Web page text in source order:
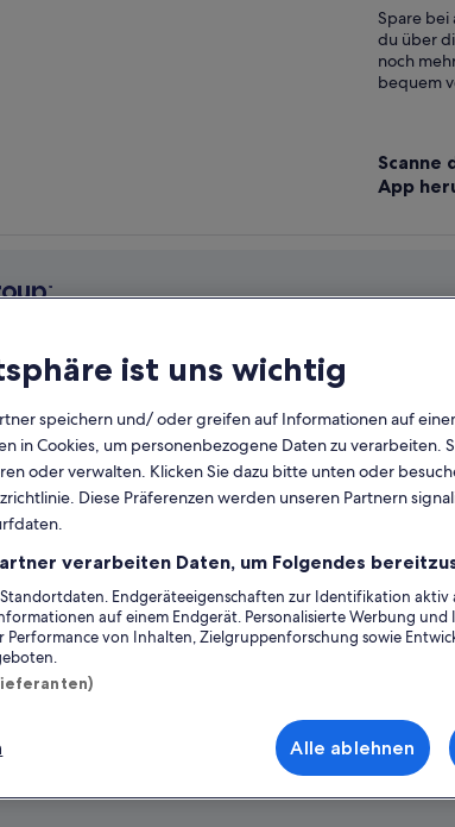
Spare bei
du über
noch
bequem
Scanne
App
Erkunden
Reiseführer Österreich
Ferienwohnungen Österreich
Städtereisen Österreich
Alle Unterkunftsarten
Expedia, Inc., ein Unternehmen der Expedia Group. Alle
ist uns wichtig
speichern und/ oder greifen auf Informationen auf
in Cookies, um personenbezogene Daten zu verarbeiten.
oder verwalten. Klicken Sie dazu bitte unten oder
Diese Präferenzen werden unseren Partnern
verarbeiten Daten, um Folgendes
Endgeräteeigenschaften zur Identifikation aktiv
auf einem Endgerät. Personalisierte Werbung und
Performance von Inhalten, Zielgruppenforschung sowie
Alle ablehnen